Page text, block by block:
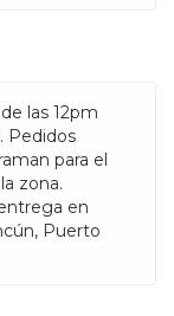
las 12pm
Pedidos
para el
zona.
en
Puerto